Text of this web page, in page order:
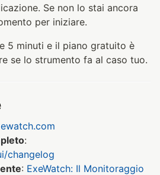
Se non lo stai ancora
per iniziare.
5 minuti e il piano gratuito è
se lo strumento fa al caso tuo.
:
changelog
: ExeWatch: Il Monitoraggio